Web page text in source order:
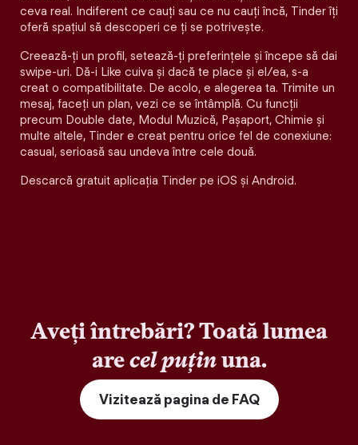
ceva real. Indiferent ce cauți sau ce nu cauți încă, Tinder îți
oferă spațiul să descoperi ce ți se potrivește.
Creează-ți un profil, setează-ți preferințele și începe să dai
swipe-uri. Dă-i Like cuiva și dacă te place și el/ea, s-a
creat o compatibilitate. De acolo, e alegerea ta. Trimite un
mesaj, faceți un plan, vezi ce se întâmplă. Cu funcții
precum Double date, Modul Muzică, Pașaport, Chimie și
multe altele, Tinder e creat pentru orice fel de conexiune:
casual, serioasă sau undeva între cele două.
Descarcă gratuit aplicația Tinder pe iOS și Android.
Aveți întrebări? Toată lumea
arecel puținuna.
Vizitează pagina de FAQ